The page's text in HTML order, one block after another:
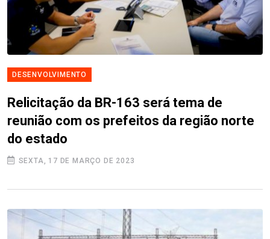
DESENVOLVIMENTO
Relicitação da BR-163 será tema de
reunião com os prefeitos da região norte
do estado
SEXTA, 17 DE MARÇO DE 2023